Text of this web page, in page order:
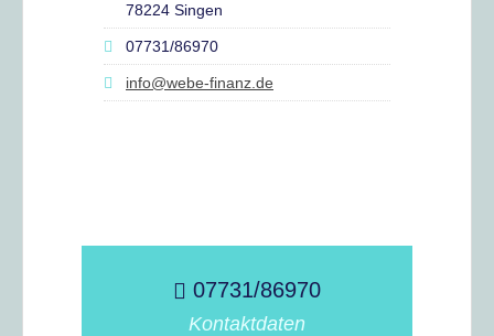
78224 Singen
07731/86970
info@webe-finanz.de
07731/86970
Kontaktdaten